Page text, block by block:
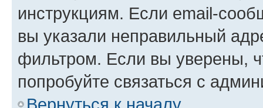
инструкциям. Если email-
вы указали неправильный
фильтром. Если вы уверены,
попробуйте связаться с
Вернуться к началу